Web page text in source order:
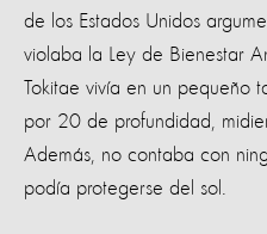
de los Estados Unidos
violaba la Ley de Bienestar
Tokitae vivía en un pequeño
por 20 de profundidad,
Además, no contaba con
podía protegerse del sol.